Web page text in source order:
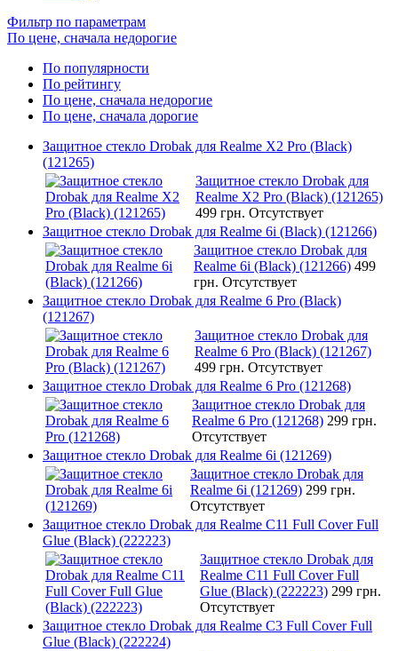
Фильтр по параметрам
По цене, сначала недорогие
По популярности
По рейтингу
По цене, сначала недорогие
По цене, сначала дорогие
Защитное стекло Drobak для Realme X2 Pro (Black)
(121265)
Защитное стекло Drobak для
Realme X2 Pro (Black) (121265)
499 грн. Отсутствует
Защитное стекло Drobak для Realme 6i (Black) (121266)
Защитное стекло Drobak для
Realme 6i (Black) (121266) 499
грн. Отсутствует
Защитное стекло Drobak для Realme 6 Pro (Black)
(121267)
Защитное стекло Drobak для
Realme 6 Pro (Black) (121267)
499 грн. Отсутствует
Защитное стекло Drobak для Realme 6 Pro (121268)
Защитное стекло Drobak для
Realme 6 Pro (121268) 299 грн.
Отсутствует
Защитное стекло Drobak для Realme 6i (121269)
Защитное стекло Drobak для
Realme 6i (121269) 299 грн.
Отсутствует
Защитное стекло Drobak для Realme C11 Full Cover Full
Glue (Black) (222223)
Защитное стекло Drobak для
Realme C11 Full Cover Full
Glue (Black) (222223) 299 грн.
Отсутствует
Защитное стекло Drobak для Realme C3 Full Cover Full
Glue (Black) (222224)